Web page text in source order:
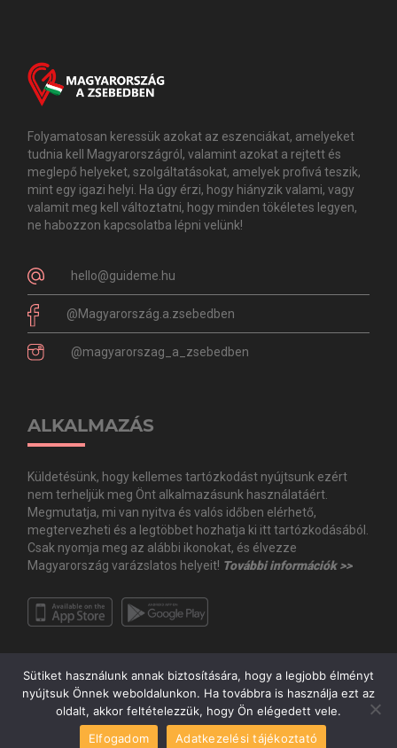
Folyamatosan keressük azokat az eszenciákat, amelyeket
tudnia kell Magyarországról, valamint azokat a rejtett és
meglepő helyeket, szolgáltatásokat, amelyek profivá teszik,
mint egy igazi helyi. Ha úgy érzi, hogy hiányzik valami, vagy
valamit meg kell változtatni, hogy minden tökéletes legyen,
ne habozzon kapcsolatba lépni velünk!
hello@guideme.hu
@Magyarország.a.zsebedben
@magyarorszag_a_zsebedben
ALKALMAZÁS
Küldetésünk, hogy kellemes tartózkodást nyújtsunk ezért
nem terheljük meg Önt alkalmazásunk használatáért.
Megmutatja, mi van nyitva és valós időben elérhető,
megtervezheti és a legtöbbet hozhatja ki itt tartózkodásából.
Csak nyomja meg az alábbi ikonokat, és élvezze
Magyarország varázslatos helyeit! További információk >>
Copyright © Minden jog fenntartva. 2020 Guide.Me Kft. | Magyarország a
zsebedben
Sütiket használunk annak biztosítására, hogy a legjobb élményt
nyújtsuk Önnek weboldalunkon. Ha továbbra is használja ezt az
oldalt, akkor feltételezzük, hogy Ön elégedett vele.
Elfogadom
Adatkezelési tájékoztató